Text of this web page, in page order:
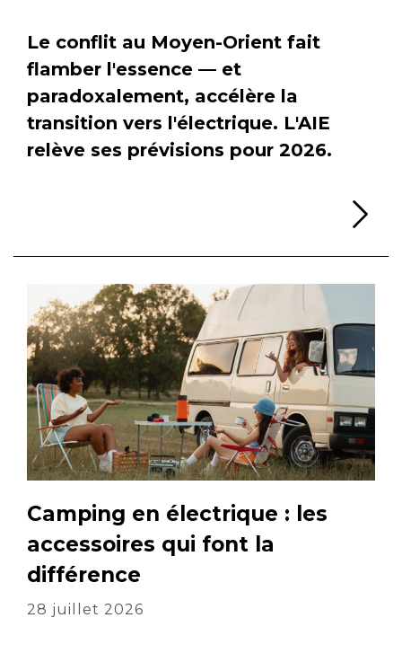
Le conflit au Moyen-Orient fait
flamber l'essence — et
paradoxalement, accélère la
transition vers l'électrique. L'AIE
relève ses prévisions pour 2026.
Camping en électrique : les
accessoires qui font la
différence
28 juillet 2026